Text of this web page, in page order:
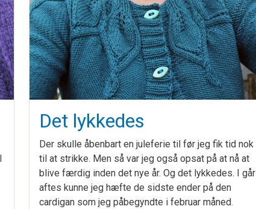
Det lykkedes
Der skulle åbenbart en juleferie til før jeg fik tid nok
til at strikke. Men så var jeg også opsat på at nå at
blive færdig inden det nye år. Og det lykkedes. I går
aftes kunne jeg hæfte de sidste ender på den
cardigan som jeg påbegyndte i februar måned.